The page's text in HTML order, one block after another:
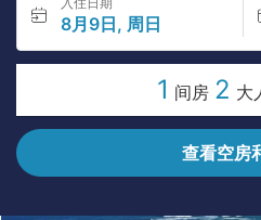
8月9日, 周日
1 间房 2 大
查看空房